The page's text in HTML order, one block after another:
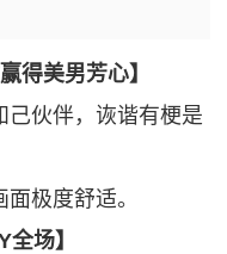
得美男芳心】
己伙伴，诙谐有梗是
极度舒适。
场】